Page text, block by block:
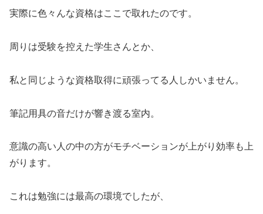
実際に色々んな資格はここで取れたのです。
周りは受験を控えた学生さんとか、
私と同じような資格取得に頑張ってる人しかいません。
筆記用具の音だけが響き渡る室内。
意識の高い人の中の方がモチベーションが上がり効率も上
がります。
これは勉強には最高の環境でしたが、